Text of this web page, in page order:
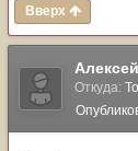
Вверх
Откуда: